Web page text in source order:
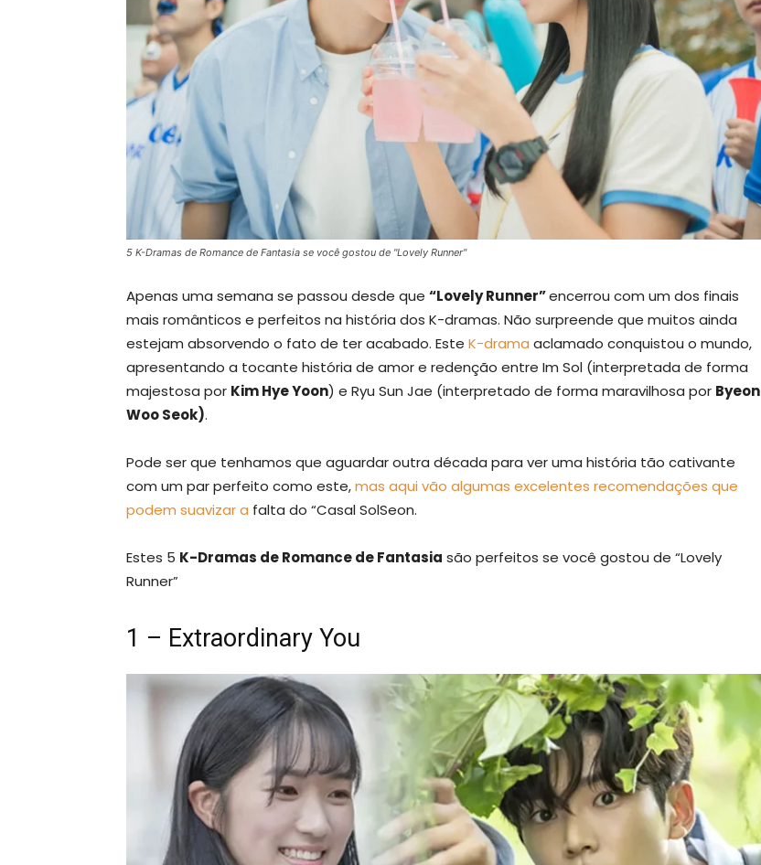
5 K-Dramas de Romance de Fantasia se você gostou de "Lovely Runner"
Apenas uma semana se passou desde que “Lovely Runner”encerrou com um dos finais
mais românticos e perfeitos na história dos K-dramas. Não surpreende que muitos ainda
estejam absorvendo o fato de ter acabado. Este K-drama aclamado conquistou o mundo,
apresentando a tocante história de amor e redenção entre Im Sol (interpretada de forma
majestosa por Kim Hye Yoon) e Ryu Sun Jae (interpretado de forma maravilhosa por Byeon
Woo Seok).
Pode ser que tenhamos que aguardar outra década para ver uma história tão cativante
com um par perfeito como este,mas aqui vão algumas excelentes recomendações que
podem suavizar a falta do “Casal SolSeon.
Estes 5 K-Dramas de Romance de Fantasia são perfeitos se você gostou de “Lovely
Runner”
1 – Extraordinary You